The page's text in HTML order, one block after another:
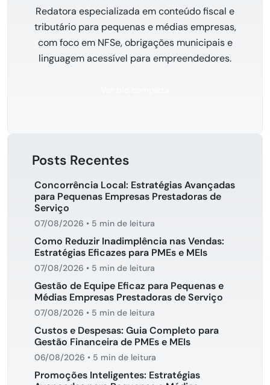
Redatora especializada em conteúdo fiscal e
tributário para pequenas e médias empresas,
com foco em NFSe, obrigações municipais e
linguagem acessível para empreendedores.
Posts Recentes
Concorrência Local: Estratégias Avançadas
para Pequenas Empresas Prestadoras de
Serviço
07/08/2026 • 5 min de leitura
Como Reduzir Inadimplência nas Vendas:
Estratégias Eficazes para PMEs e MEIs
07/08/2026 • 5 min de leitura
Gestão de Equipe Eficaz para Pequenas e
Médias Empresas Prestadoras de Serviço
07/08/2026 • 5 min de leitura
Custos e Despesas: Guia Completo para
Gestão Financeira de PMEs e MEIs
06/08/2026 • 5 min de leitura
Promoções Inteligentes: Estratégias